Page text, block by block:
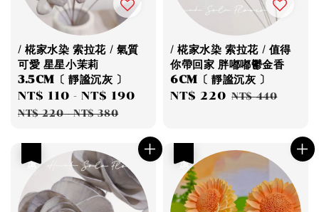
/ 椛家水染 索拉花 / 氣質
可愛 星星小茉莉
3.5CM〔 靜謐沉灰 〕
Sale
price
NT$ 110 -NT$ 190
Regular
NT$ 220-NT$ 380
/ 椛家水染 索拉花 / 值得
你帶回家 胖嘟嘟鬱金香
6CM〔 靜謐沉灰 〕
Sale
NT$ 220 Regular
NT$ 440